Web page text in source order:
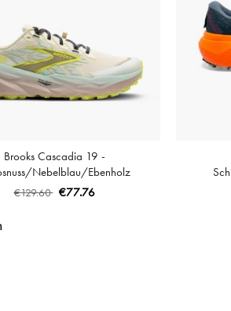
Brooks Cascadia 19 -
Nebelblau/Ebenholz
€129.60 €77.76